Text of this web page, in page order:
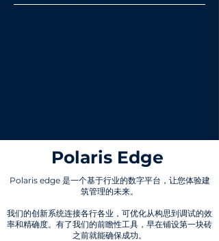
Polaris Edge
Polaris edge 是一个基于行业的数字平台，让您体验建
筑管理的未来。
我们的创新系统连接各行各业，可优化从构思到调试的效
率和精确度。有了我们的前瞻性工具，早在铺设第一块砖
之前就能确保成功。